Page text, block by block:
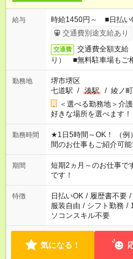
給与
時給1450円～ ■日払い
交通費別途支給あり
交通費
交通費全額支給
り） ■無料駐車場もご
勤務地
堺市堺区
七道駅 / 湊駅 / 綾ノ
＜選べる勤務地＞介
好きな場所を選べます！
勤務時間
★1日5時間～OK！ （例
間のお仕事もご紹介可
家庭の都合でお休みが
※週最低15時間以上の
期間
短期2ヵ月～のお仕事
です！
特徴 日払いOK / 履歴書不要 /
服装自由 / シフト勤務 /
ソコンスキル不要
気になる！